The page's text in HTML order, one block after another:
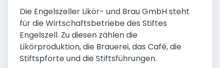
Die Engelszeller Likör- und Brau GmbH steht
für die Wirtschaftsbetriebe des Stiftes
Engelszell. Zu diesen zählen die
Likörproduktion, die Brauerei, das Café, die
Stiftspforte und die Stiftsführungen.